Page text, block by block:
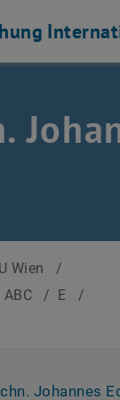
Wien
/
ABC / E
/
Johannes